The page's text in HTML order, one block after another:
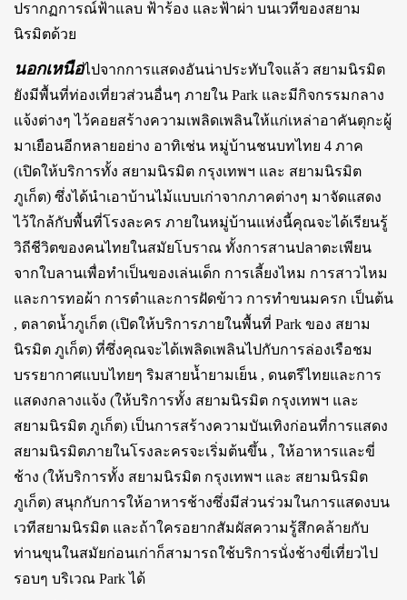
ปรากฏการณ์ฟ้าแลบ ฟ้าร้อง และฟ้าผ่า บนเวทีของสยาม
นิรมิตด้วย
นอกเหนือไปจากการแสดงอันน่าประทับใจแล้ว สยามนิรมิต
ยังมีพื้นที่ท่องเที่ยวส่วนอื่นๆ ภายใน Park และมีกิจกรรมกลาง
แจ้งต่างๆ ไว้คอยสร้างความเพลิดเพลินให้แก่เหล่าอาคันตุกะผู้
มาเยือนอีกหลายอย่าง อาทิเช่น หมู่บ้านชนบทไทย 4 ภาค
(เปิดให้บริการทั้ง สยามนิรมิต กรุงเทพฯ และ สยามนิรมิต
ภูเก็ต) ซึ่งได้นำเอาบ้านไม้แบบเก่าจากภาคต่างๆ มาจัดแสดง
ไว้ใกล้กับพื้นที่โรงละคร ภายในหมู่บ้านแห่งนี้คุณจะได้เรียนรู้
วิถีชีวิตของคนไทยในสมัยโบราณ ทั้งการสานปลาตะเพียน
จากใบลานเพื่อทำเป็นของเล่นเด็ก การเลี้ยงไหม การสาวไหม
และการทอผ้า การตำและการฝัดข้าว การทำขนมครก เป็นต้น
, ตลาดน้ำภูเก็ต (เปิดให้บริการภายในพื้นที่ Park ของ สยาม
นิรมิต ภูเก็ต) ที่ซึ่งคุณจะได้เพลิดเพลินไปกับการล่องเรือชม
บรรยากาศแบบไทยๆ ริมสายน้ำยามเย็น , ดนตรีไทยและการ
แสดงกลางแจ้ง (ให้บริการทั้ง สยามนิรมิต กรุงเทพฯ และ
สยามนิรมิต ภูเก็ต) เป็นการสร้างความบันเทิงก่อนที่การแสดง
สยามนิรมิตภายในโรงละครจะเริ่มต้นขึ้น , ให้อาหารและขี่
ช้าง (ให้บริการทั้ง สยามนิรมิต กรุงเทพฯ และ สยามนิรมิต
ภูเก็ต) สนุกกับการให้อาหารช้างซึ่งมีส่วนร่วมในการแสดงบน
เวทีสยามนิรมิต และถ้าใครอยากสัมผัสความรู้สึกคล้ายกับ
ท่านขุนในสมัยก่อนเก่าก็สามารถใช้บริการนั่งช้างขี่เที่ยวไป
รอบๆ บริเวณ Park ได้